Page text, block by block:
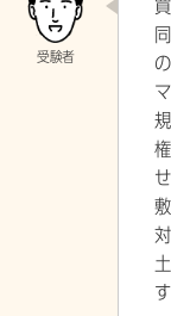
す